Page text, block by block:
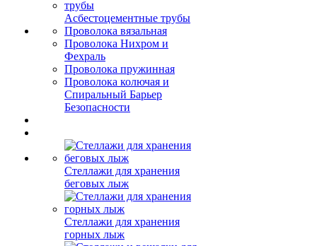
Асбестоцементные трубы
Проволока вязальная
Проволока Нихром и
Фехраль
Проволока пружинная
Проволока колючая и
Спиральный Барьер
Безопасности
Стеллажи для хранения
беговых лыж
Стеллажи для хранения
горных лыж